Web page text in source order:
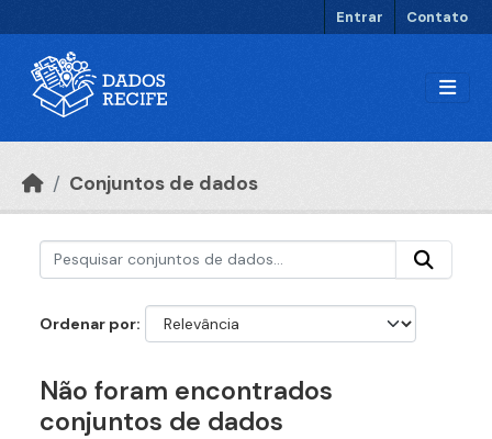
Entrar Contato
Conjuntos de dados
Ordenar por
Não foram encontrados
conjuntos de dados